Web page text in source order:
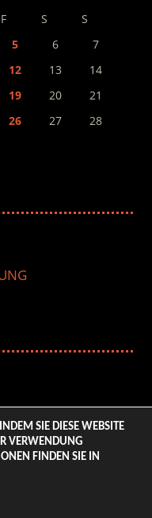
F S
S
5 6
7
12 13
14
19 20
21
26 27
28
& Style Magazine.
SIE DIESE WEBSITE
VERWENDUNG
FINDEN SIE IN